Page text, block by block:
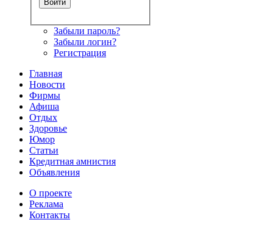
Забыли пароль?
Забыли логин?
Регистрация
Главная
Новости
Фирмы
Афиша
Отдых
Здоровье
Юмор
Статьи
Кредитная амнистия
Объявления
О проекте
Реклама
Контакты